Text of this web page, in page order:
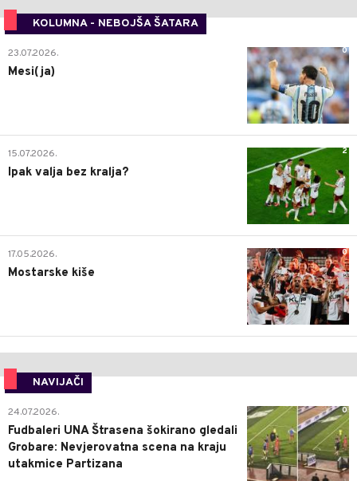
KOLUMNA - NEBOJŠA ŠATARA
0
23.07.2026.
Mesi(ja)
2
15.07.2026.
Ipak valja bez kralja?
0
17.05.2026.
Mostarske kiše
NAVIJAČI
0
24.07.2026.
Fudbaleri UNA Štrasena šokirano gledali
Grobare: Nevjerovatna scena na kraju
utakmice Partizana